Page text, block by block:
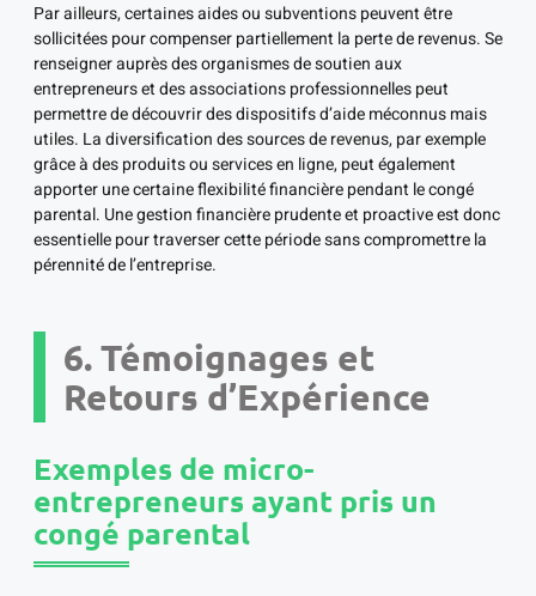
Par ailleurs, certaines aides ou subventions peuvent être
sollicitées pour compenser partiellement la perte de revenus. Se
renseigner auprès des organismes de soutien aux
entrepreneurs et des associations professionnelles peut
permettre de découvrir des dispositifs d’aide méconnus mais
utiles. La diversification des sources de revenus, par exemple
grâce à des produits ou services en ligne, peut également
apporter une certaine flexibilité financière pendant le congé
parental. Une gestion financière prudente et proactive est donc
essentielle pour traverser cette période sans compromettre la
pérennité de l’entreprise.
6. Témoignages et
Retours d’Expérience
Exemples de micro-
entrepreneurs ayant pris un
congé parental